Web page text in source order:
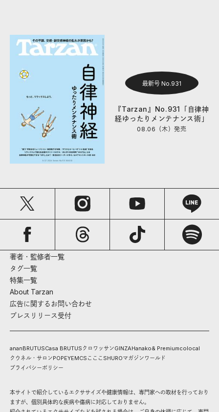
最新号 No.931
『Tarzan』No.931「自律神
経ゆったりメンテナンス術」
08.06（木）発売
著者・監修者一覧
タグ一覧
特集一覧
About Tarzan
広告に関するお問い合わせ
プレスリリース受付
ananBRUTUSCasa BRUTUS クロワッサンGINZAHanako& Premiumcolocal
クウネル・サロンPOPEYEMCS こここ SHUROマガジンワールド
プライバシーポリシー
本サイトで紹介しているエクササイズや健康情報は、専門家への取材を行っており
ますが、個別具体的な疾病や傷病に対応しておりません。